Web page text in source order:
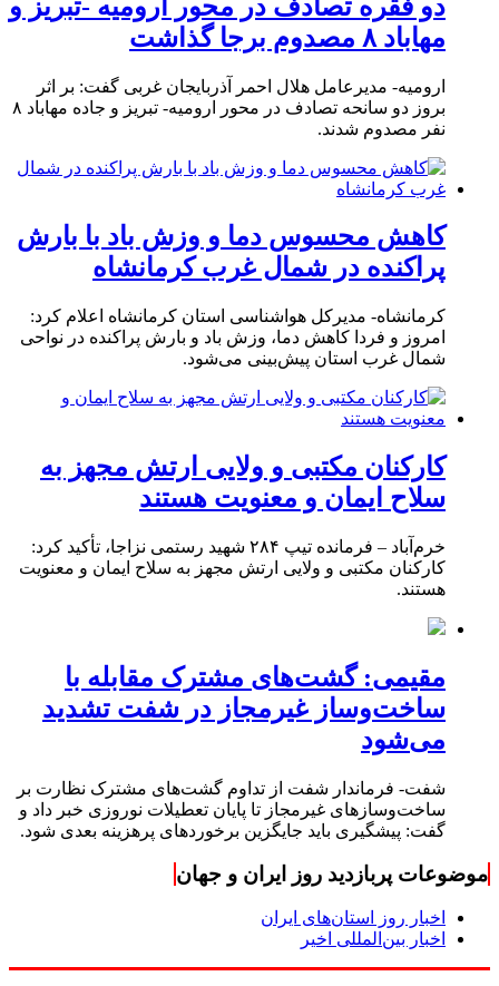
دو فقره تصادف در محور ارومیه -تبریز و
مهاباد ۸ مصدوم برجا گذاشت
ارومیه- مدیرعامل هلال احمر آذربایجان غربی گفت: بر اثر
بروز دو سانحه تصادف در محور ارومیه- تبریز و جاده مهاباد ۸
نفر مصدوم شدند.
کاهش محسوس دما و وزش باد با بارش
پراکنده در شمال غرب کرمانشاه
کرمانشاه- مدیرکل هواشناسی استان کرمانشاه اعلام کرد:
امروز و فردا کاهش دما، وزش باد و بارش پراکنده در نواحی
شمال غرب استان پیش‌بینی می‌شود.
کارکنان مکتبی و ولایی ارتش مجهز به
سلاح ایمان و معنویت هستند
خرم‌آباد – فرمانده تیپ ۲۸۴ شهید رستمی نزاجا، تأکید کرد:
کارکنان مکتبی و ولایی ارتش مجهز به سلاح ایمان و معنویت
هستند.
مقیمی: گشت‌های مشترک مقابله با
ساخت‌وساز غیرمجاز در شفت تشدید
می‌شود
شفت- فرماندار شفت از تداوم گشت‌های مشترک نظارت بر
ساخت‌وسازهای غیرمجاز تا پایان تعطیلات نوروزی خبر داد و
گفت: پیشگیری باید جایگزین برخوردهای پرهزینه بعدی شود.
موضوعات پربازدید روز ایران و جهان
اخبار روز استان‌های ایران
اخبار بین‌المللی اخیر